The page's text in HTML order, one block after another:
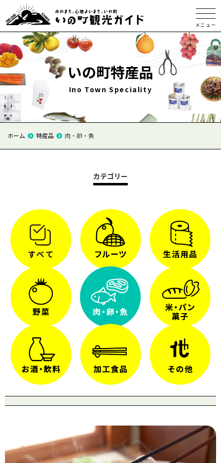
メニュー
いの町特産品
Ino Town Speciality
ホーム 特産品 肉・卵・魚
カテゴリー